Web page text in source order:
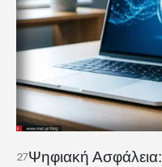
27Ψηφιακή